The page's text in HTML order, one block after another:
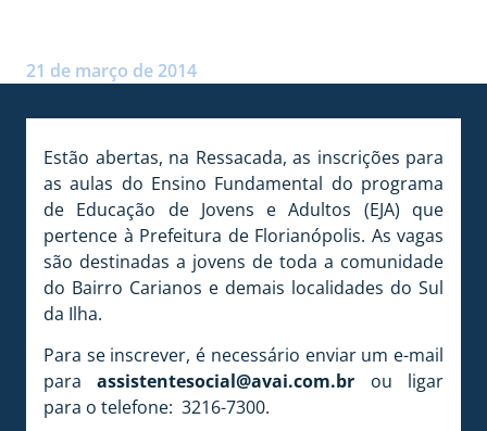
21 de março de 2014
Estão abertas, na Ressacada, as inscrições para
as aulas do Ensino Fundamental do programa
de Educação de Jovens e Adultos (EJA) que
pertence à Prefeitura de Florianópolis. As vagas
são destinadas a jovens de toda a comunidade
do Bairro Carianos e demais localidades do Sul
da Ilha.
Para se inscrever, é necessário enviar um e-mail
paraassistentesocial@avai.com.br ou ligar
para o telefone: 3216-7300.